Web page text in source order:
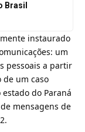
Brasil
instaurado
um
pessoais a partir
de um caso
do Paraná
mensagens de
.